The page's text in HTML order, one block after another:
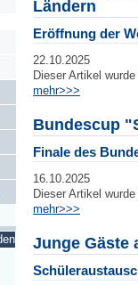
Ländern
Eröffnung der
22.10.2025
Dieser Artikel
mehr>>>
Bundescup
Finale des
16.10.2025
Dieser Artikel
mehr>>>
Junge Gäste